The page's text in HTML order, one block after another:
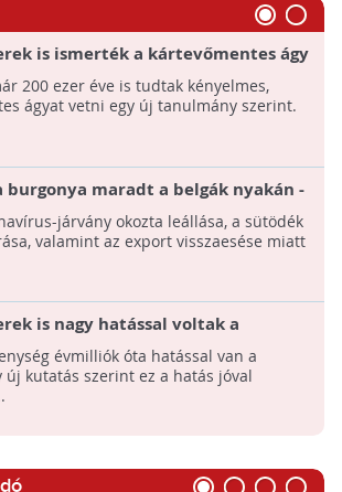
is ismerték a kártevőmentes ágy
200 ezer éve is tudtak kényelmes,
ágyat vetni egy új tanulmány szerint.
burgonya maradt a belgák nyakán -
az élelmiszerpazarlás ellen
járvány okozta leállása, a sütödék
valamint az export visszaesése miatt
is nagy hatással voltak a
évmilliók óta hatással van a
új kutatás szerint ez a hatás jóval